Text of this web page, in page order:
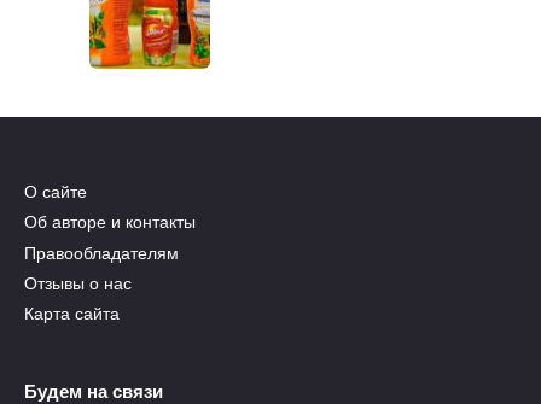
О сайте
Об авторе и контакты
Правообладателям
Отзывы о нас
Карта сайта
Будем на связи